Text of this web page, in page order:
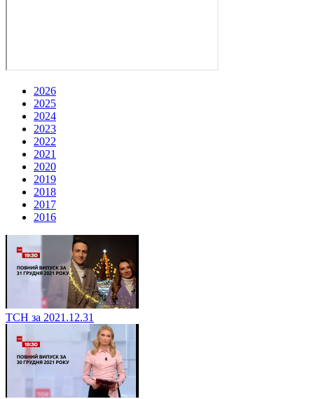
2026
2025
2024
2023
2022
2021
2020
2019
2018
2017
2016
ТСН за 2021.12.31